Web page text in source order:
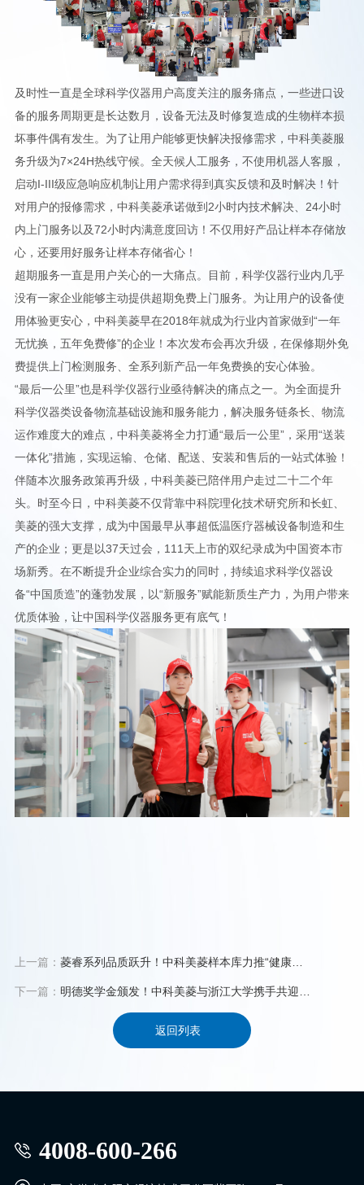
及时性一直是全球科学仪器用户高度关注的服务痛点，一些进口设
备的服务周期更是长达数月，设备无法及时修复造成的生物样本损
坏事件偶有发生。为了让用户能够更快解决报修需求，中科美菱服
务升级为7×24H热线守候。全天候人工服务，不使用机器人客服，
启动I-III级应急响应机制让用户需求得到真实反馈和及时解决！针
对用户的报修需求，中科美菱承诺做到2小时内技术解决、24小时
内上门服务以及72小时内满意度回访！不仅用好产品让样本存储放
心，还要用好服务让样本存储省心！
超期服务一直是用户关心的一大痛点。目前，科学仪器行业内几乎
没有一家企业能够主动提供超期免费上门服务。为让用户的设备使
用体验更安心，中科美菱早在2018年就成为行业内首家做到“一年
无忧换，五年免费修”的企业！本次发布会再次升级，在保修期外免
费提供上门检测服务、全系列新产品一年免费换的安心体验。
“最后一公里”也是科学仪器行业亟待解决的痛点之一。为全面提升
科学仪器类设备物流基础设施和服务能力，解决服务链条长、物流
运作难度大的难点，中科美菱将全力打通“最后一公里”，采用“送装
一体化”措施，实现运输、仓储、配送、安装和售后的一站式体验！
伴随本次服务政策再升级，中科美菱已陪伴用户走过二十二个年
头。时至今日，中科美菱不仅背靠中科院理化技术研究所和长虹、
美菱的强大支撑，成为中国最早从事超低温医疗器械设备制造和生
产的企业；更是以37天过会，111天上市的双纪录成为中国资本市
场新秀。在不断提升企业综合实力的同时，持续追求科学仪器设
备“中国质造”的蓬勃发展，以“新服务”赋能新质生产力，为用户带来
优质体验，让中国科学仪器服务更有底气！
上一篇： 菱睿系列品质跃升！中科美菱样本库力推“健康中
下一篇： 明德奖学金颁发！中科美菱与浙江大学携手共迎
返回列表
4008-600-266